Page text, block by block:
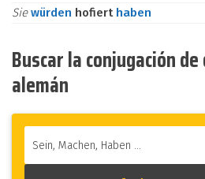
Siewürden hofiert haben
Buscar la conjugación
alemán